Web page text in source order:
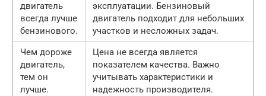
двигатель
всегда лучше
бензинового.
эксплуатации. Бензиновый
двигатель подходит для небольших
участков и несложных задач.
Чем дороже
двигатель,
тем он
лучше.
Цена не всегда является
показателем качества. Важно
учитывать характеристики и
надежность производителя.